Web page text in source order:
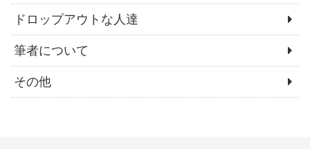
ドロップアウトな人達
筆者について
その他